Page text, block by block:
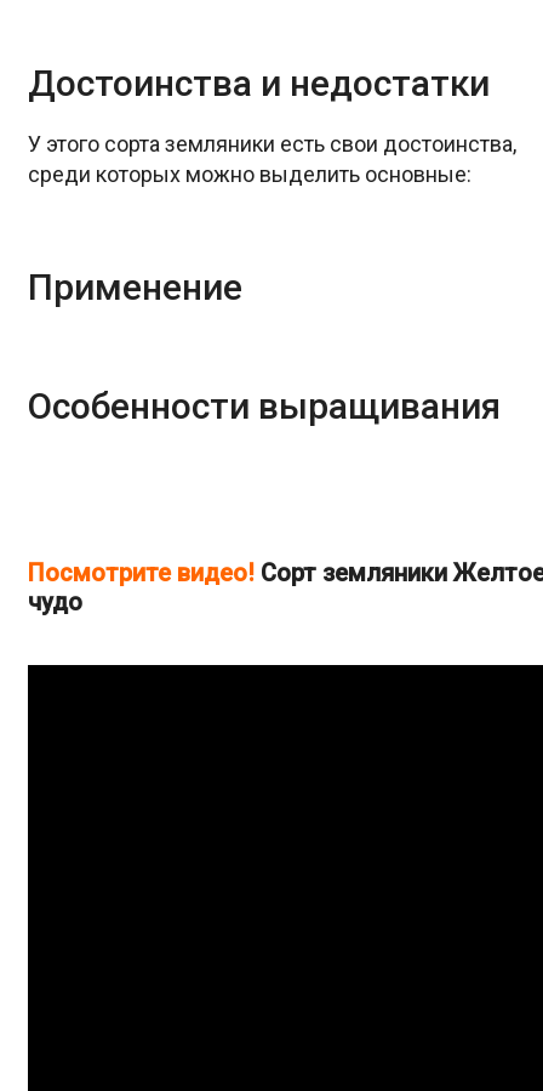
Достоинства и недостатки
У этого сорта земляники есть свои достоинства,
среди которых можно выделить основные:
Применение
Особенности выращивания
Посмотрите видео! Cорт земляники
чудо